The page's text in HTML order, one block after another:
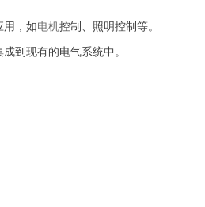
用，如电机控制、照明控制等。
到现有的电气系统中。